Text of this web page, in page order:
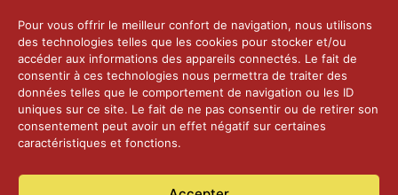
Pour vous offrir le meilleur confort de navigation, nous utilisons
des technologies telles que les cookies pour stocker et/ou
accéder aux informations des appareils connectés. Le fait de
consentir à ces technologies nous permettra de traiter des
données telles que le comportement de navigation ou les ID
uniques sur ce site. Le fait de ne pas consentir ou de retirer son
consentement peut avoir un effet négatif sur certaines
caractéristiques et fonctions.
25 juin 2026
2025 – Palais Fédéral – Berne
25 juin 2026
14 janvier 2025